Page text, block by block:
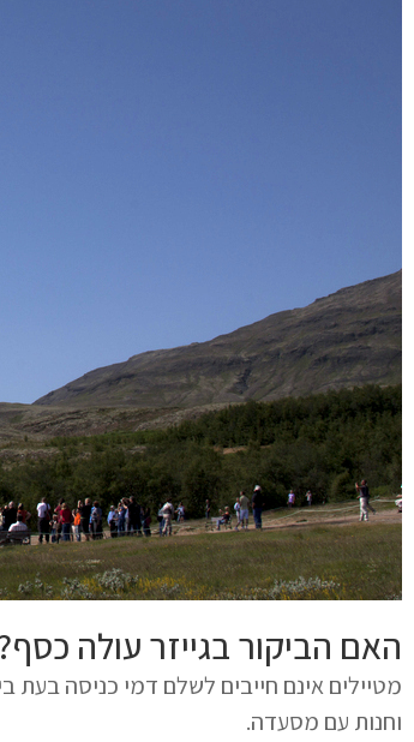
האם הביקור בגייזר עולה
מטיילים אינם חייבים לשלם דמי כניסה בעת
וחנות עם מסעדה.